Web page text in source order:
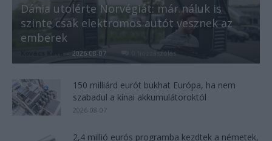
Dánia utolérte Norvégiát: már náluk is
szinte csak elektromos autót vesznek az
emberek
- 2026-08-07 0 hozzászólás
150 milliárd eurót bukhat Európa, ha nem
szabadul a kínai akkumulátoroktól
2026-08-07
2,4 millió eurós programba kezdtek a németek,